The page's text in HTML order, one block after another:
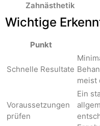
Zahnästhetik
Wichtige
Punkt
Schnelle Resultate
meist
Voraussetzungen
prüfen
Ein